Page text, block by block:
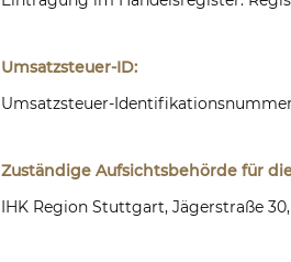
Umsatzsteuer-ID:
Umsatzsteuer-Identifikationsnummer
Zuständige Aufsichtsbehörde für
IHK Region Stuttgart, Jägerstraße